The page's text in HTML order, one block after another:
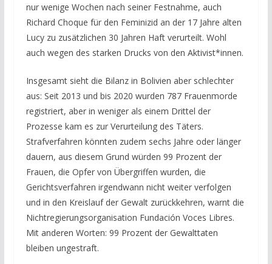
nur wenige Wochen nach seiner Festnahme, auch
Richard Choque für den Feminizid an der 17 Jahre alten
Lucy zu zusätzlichen 30 Jahren Haft verurteilt. Wohl
auch wegen des starken Drucks von den Aktivist*innen.
Insgesamt sieht die Bilanz in Bolivien aber schlechter
aus: Seit 2013 und bis 2020 wurden 787 Frauenmorde
registriert, aber in weniger als einem Drittel der
Prozesse kam es zur Verurteilung des Täters.
Strafverfahren könnten zudem sechs Jahre oder länger
dauern, aus diesem Grund würden 99 Prozent der
Frauen, die Opfer von Übergriffen wurden, die
Gerichtsverfahren irgendwann nicht weiter verfolgen
und in den Kreislauf der Gewalt zurückkehren, warnt die
Nichtregierungsorganisation Fundación Voces Libres.
Mit anderen Worten: 99 Prozent der Gewalttaten
bleiben ungestraft.